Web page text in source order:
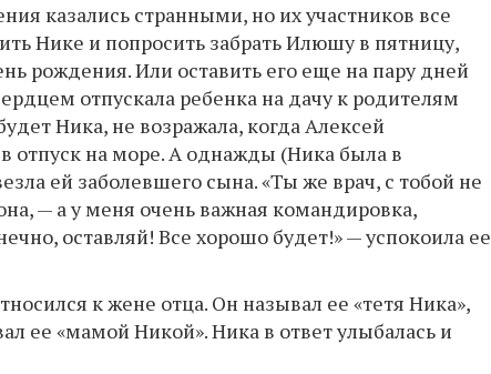
казались странными, но их участников все
Нике и попросить забрать Илюшу в пятницу,
рождения. Или оставить его еще на пару дней
отпускала ребенка на дачу к родителям
Ника, не возражала, когда Алексей
отпуск на море. А однажды (Ника была в
ей заболевшего сына. «Ты же врач, с тобой не
— а у меня очень важная командировка,
оставляй! Все хорошо будет!» — успокоила ее
к жене отца. Он называл ее «тетя Ника»,
ее «мамой Никой». Ника в ответ улыбалась и